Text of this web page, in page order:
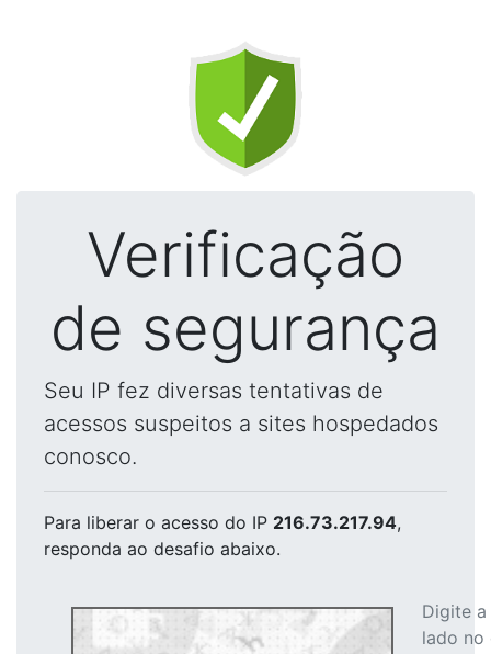
Verificação
de segurança
Seu IP fez diversas tentativas de
acessos suspeitos a sites hospedados
conosco.
Para liberar o acesso do IP 216.73.217.94,
responda ao desafio abaixo.
Digite
lado no